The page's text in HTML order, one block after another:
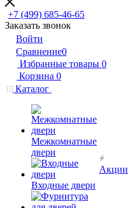
+7 (499) 685-46-65
Заказать звонок
Войти
Сравнение0
Избранные товары 0
Корзина 0
Каталог
Межкомнатные
двери
Входные двери
Акции